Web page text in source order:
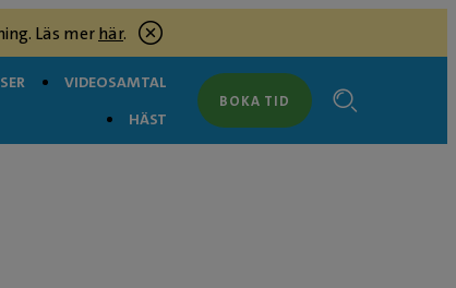
Läs merhär.
VIDEOSAMTAL
HÄST
BOKA TID